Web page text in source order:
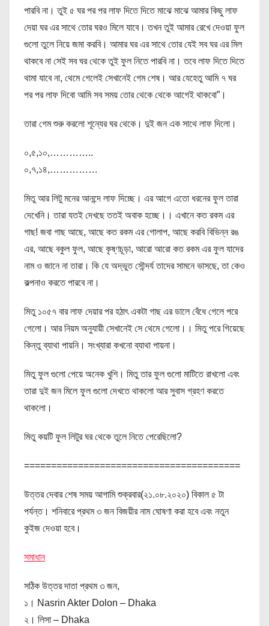
পারবি না। তুই ৫ ঘর পর পর লাফ দিতে দিতে মাঝে মাঝে আমার কিছু লাফ
দেয়া ঘর এর সাথে তোর ঘরও মিলে যাবে। তখন তুই আমার রেখে দেওয়া ফুল
গুলো তুলে নিয়ে জমা করবি। আমার ঘর এর সাথে তোর যেই সব ঘর এর মিল
থাকবে না সেই সব ঘর থেকে তুই ফুল নিতে পারবি না। তবে লাফ দিতে দিতে
থামা যাবে না, থেমে গেলেই সেখানেই গেম শেষ। আর যেহেতু আমি ৭ ঘর
পর পর লাফ দিবো আমি সব সময় তোর থেকে থেকে আগেই থাকবো”।
তারা গেম শুরু করলো শূন্যের ঘর থেকে। দুই জন এক সাথে লাফ দিলো।
০,৫,১০,…………..
০,৭,১৪,……………
মিতু আর লিটু মনের আনন্দে লাফ দিচ্ছে। এর আগে এতো ধরনের ফুল তারা
দেখেনি। তারা যতই দেখছে ততই অবাক হচ্ছে।। এখানে কত রকম এর
গাছ! জবা গাছ আছে, আছে কত রকম এর গোলাপ, আছে করবি বিভিন্ন রঙ
এর, আছে বকুল ফুল, আছে কৃষ্ণচূড়া, আরো আরো কত রকম এর ফুল যাদের
নাম ও জানে না তারা। কি যে অদ্ভুত সৌন্দর্য তাদের সামনে ভাসছে, তা কেও
কল্পনাও করতে পারবে না।
মিতু ১০৫৭ বার লাফ দেয়ার পর হঠাৎ একটা গাছ এর ডালে বেঁধে গেলে পরে
গেলো। আর নিয়ম অনুযায়ী সেখানেই সে থেমে গেলো।। মিতু পরে গিয়েছে
কিন্তু ব্যাথা পায়নি। সংখ্যারা কখনো ব্যাথা পায়না।
মিতু ফুল গুলো পেয়ে অনেক খুশি। মিতু তার ফুল গুলো মাটিতে রাখলো এবং
তারা দুই জন মিলে ফুল গুলো দেখতে থাকলো আর সুবাস গ্রহণ করতে
থাকলো।
মিতু কয়টি ফুল লিটুর ঘর থেকে তুলে নিতে পেরেছিলো?
========================================
উত্তর দেবার শেষ সময় আগামি শুক্রবার(২১.০৮.২০২০) বিকাল ৫ টা
পর্যন্ত। শনিবারে প্রথম ৩ জন বিজয়ীর নাম ঘোষণা করা হবে এবং নতুন
কুইজ দেওয়া হবে।
সমাধান
সঠিক উত্তর দাতা প্রথম ৩ জন,
১। Nasrin Akter Dolon – Dhaka
২। লিসা – Dhaka